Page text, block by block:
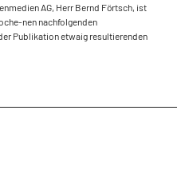
AG, Herr Bernd Förtsch, ist
nen nachfolgenden
Publikation etwaig resultierenden